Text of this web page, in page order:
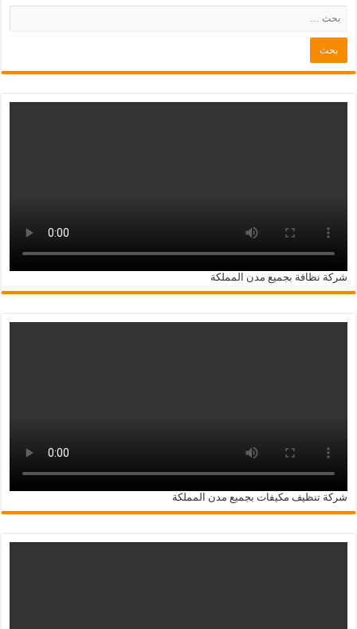
شركة نظافة بجميع مدن المملكة
شركة تنظيف مكيفات بجميع مدن المملكة